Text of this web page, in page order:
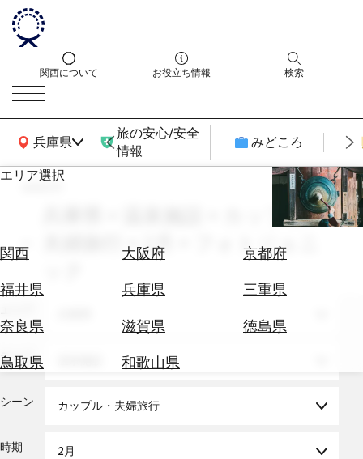
関西について お役立ち情報 検索
兵庫県
関西広域MAP
旅の安心/安全
情報
みどころ
エリア選択
関西 大阪府
京都府
福井県
兵庫県
三重県
奈良県
滋賀県
徳島県
鳥取県
和歌山県
エ
券
テ
を
search
兵庫県 × 温泉施設 × カップル・
夫婦旅行 × 2月 × フォトジェニ
テーマ
シーン カップル・夫婦旅行
時期 2月